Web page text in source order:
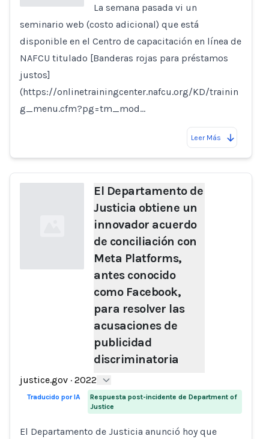
La semana pasada vi un
seminario web (costo adicional) que está
disponible en el Centro de capacitación en línea de
NAFCU titulado [Banderas rojas para préstamos
justos]
(https://onlinetrainingcenter.nafcu.org/KD/trainin
g_menu.cfm?pg=tm_mod…
Leer Más
El Departamento de
Justicia obtiene un
innovador acuerdo
de conciliación con
Meta Platforms,
antes conocido
como Facebook,
para resolver las
acusaciones de
publicidad
discriminatoria
justice.gov · 2022
Traducido por IA
Respuesta post-incidente de Department of
Justice
El Departamento de Justicia anunció hoy que